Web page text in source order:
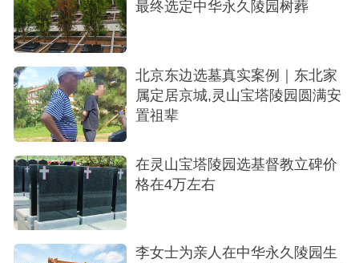
选定海棠苑墓碑
选定海棠苑墓碑
有时候人生就是这样，你不知道下一步将要发
生什么，你唯一能做的就是把握好当下。
最终选定中华永久陵园树葬
北京东边选墓真实案例｜东北家
属定居京城,灵山宝塔陵园圆满安
置祖辈
在灵山宝塔陵园选基督教立碑价
格在4万左右
李女士为亲人在中华永久陵园生